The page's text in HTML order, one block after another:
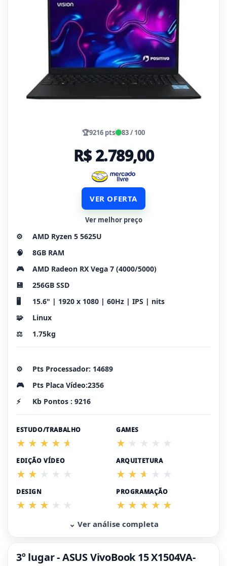
🏆9216 pts 83 / 100
R$ 2.789,00
VER OFERTA
Ver melhor preço
⚙️
AMD Ryzen 5 5625U
🧠
8GB RAM
🎮
AMD Radeon RX Vega 7 (4000/5000)
💾
256GB SSD
🖥️
15.6" | 1920 x 1080 | 60Hz | IPS | nits
🧩
Linux
⚖️
1.75kg
⚙️
Pts Processador: 14689
🎮
Pts Placa Vídeo:2356
⚡
Kb Pontos : 9216
ESTUDO/TRABALHO GAMES
EDIÇÃO VÍDEO ARQUITETURA
DESIGN PROGRAMAÇÃO
⌄ Ver análise completa
3º lugar - ASUS VivoBook 15 X1504VA-